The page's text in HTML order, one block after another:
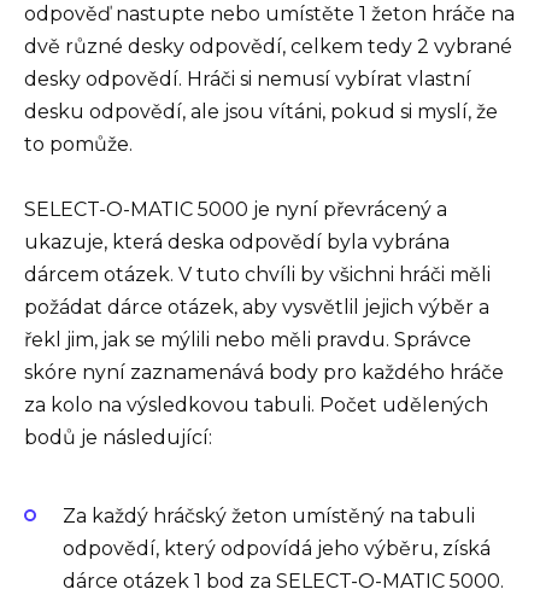
odpověď nastupte nebo umístěte 1 žeton hráče na
dvě různé desky odpovědí, celkem tedy 2 vybrané
desky odpovědí. Hráči si nemusí vybírat vlastní
desku odpovědí, ale jsou vítáni, pokud si myslí, že
to pomůže.
SELECT-O-MATIC 5000 je nyní převrácený a
ukazuje, která deska odpovědí byla vybrána
dárcem otázek. V tuto chvíli by všichni hráči měli
požádat dárce otázek, aby vysvětlil jejich výběr a
řekl jim, jak se mýlili nebo měli pravdu. Správce
skóre nyní zaznamenává body pro každého hráče
za kolo na výsledkovou tabuli. Počet udělených
bodů je následující:
Za každý hráčský žeton umístěný na tabuli
odpovědí, který odpovídá jeho výběru, získá
dárce otázek 1 bod za SELECT-O-MATIC 5000.